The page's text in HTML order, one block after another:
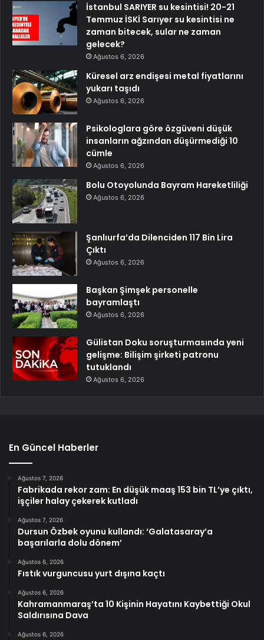
İstanbul SARIYER su kesintisi! 20-21
Temmuz İSKİ Sarıyer su kesintisi ne
zaman bitecek, sular ne zaman
gelecek?
Ağustos 6, 2026
Küresel arz endişesi metal fiyatlarını
yukarı taşıdı
Ağustos 6, 2026
Psikologlara göre özgüveni düşük
insanların ağzından düşürmediği 10
cümle
Ağustos 6, 2026
Bolu Otoyolunda Bayram Hareketliliği
Ağustos 6, 2026
Şanlıurfa’da Dilenciden 117 Bin Lira
Çıktı
Ağustos 6, 2026
Başkan Şimşek personelle
bayramlaştı
Ağustos 6, 2026
Gülistan Doku soruşturmasında yeni
gelişme: Bilişim şirketi patronu
tutuklandı
Ağustos 6, 2026
En Güncel Haberler
Ağustos 7, 2026
Fabrikada rekor zam: En düşük maaş 153 bin TL’ye çıktı,
işçiler halay çekerek kutladı
Ağustos 7, 2026
Dursun Özbek oyunu kullandı: ‘Galatasaray’a
başarılarla dolu dönem’
Ağustos 6, 2026
Fıstık vurguncusu yurt dışına kaçtı
Ağustos 6, 2026
Kahramanmaraş’ta 10 Kişinin Hayatını Kaybettiği Okul
Saldırısına Dava
Ağustos 6, 2026